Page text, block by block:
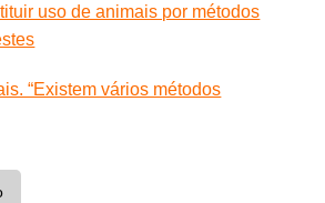
uso de animais por métodos
“Existem vários métodos